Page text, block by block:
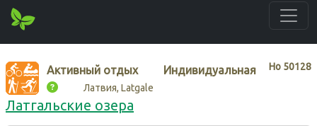
Нo 50128
Активный отдых Индивидуальная
Латвия, Latgale
Латгальские озера